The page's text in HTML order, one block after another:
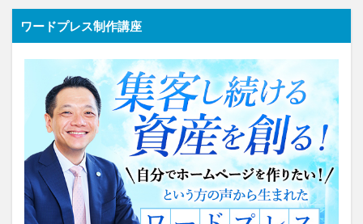
ワードプレス制作講座